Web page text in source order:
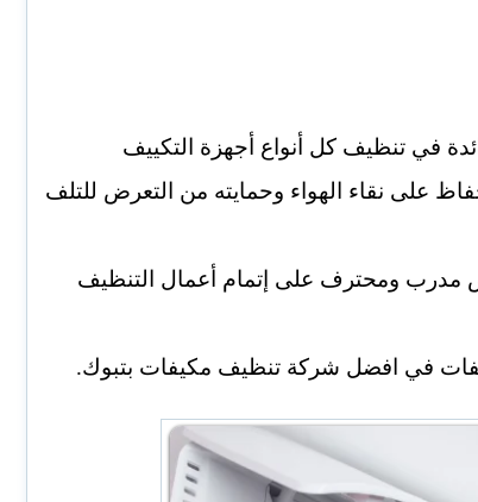
في تنظيف كل أنواع أجهزة التكييف
على نقاء الهواء وحمايته من التعرض للتلف
ومحترف على إتمام أعمال التنظيف
في افضل شركة تنظيف مكيفات بتبوك.